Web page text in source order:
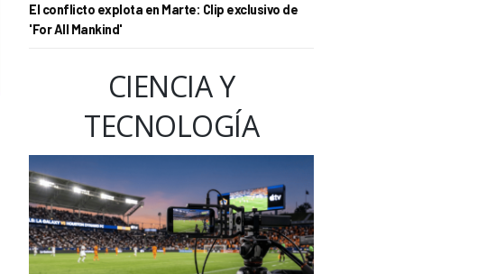
El conflicto explota en Marte: Clip exclusivo de
'For All Mankind'
CIENCIA Y
TECNOLOGÍA